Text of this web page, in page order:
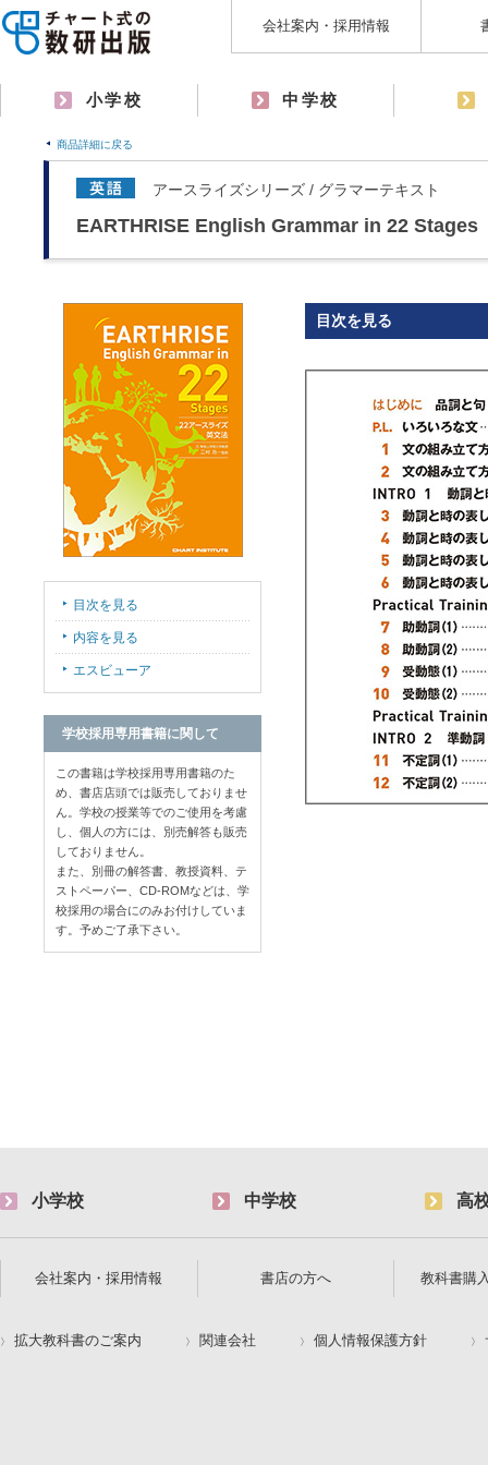
会社案内・採用情報
小学校 中学校
商品詳細に戻る
アースライズシリーズ / グラマーテキスト
EARTHRISE English Grammar in 22 Stages
目次を見る
目次を見る
内容を見る
エスビューア
学校採用専用書籍に関して
この書籍は学校採用専用書籍のた
め、書店店頭では販売しておりませ
ん。学校の授業等でのご使用を考慮
し、個人の方には、別売解答も販売
しておりません。
また、別冊の解答書、教授資料、テ
ストペーパー、CD-ROMなどは、学
校採用の場合にのみお付けしていま
す。予めご了承下さい。
小学校 中学校 高
会社案内・採用情報 書店の方へ 教科書購
拡大教科書のご案内 関連会社 個人情報保護方針